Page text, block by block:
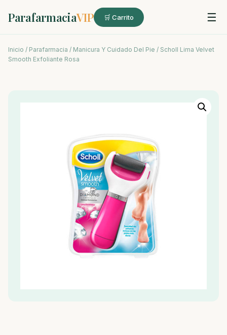
ParafarmaciaVIP 🛒 Carrito ☰
Inicio / Parafarmacia / Manicura Y Cuidado Del Pie / Scholl Lima Velvet
Smooth Exfoliante Rosa